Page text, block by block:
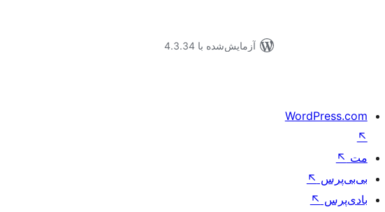
آزمایش‌شده با 4.3.34
WordPress.com
↖
مت ↖
بی‌بی‌پرس ↖
بادی‌پرس ↖